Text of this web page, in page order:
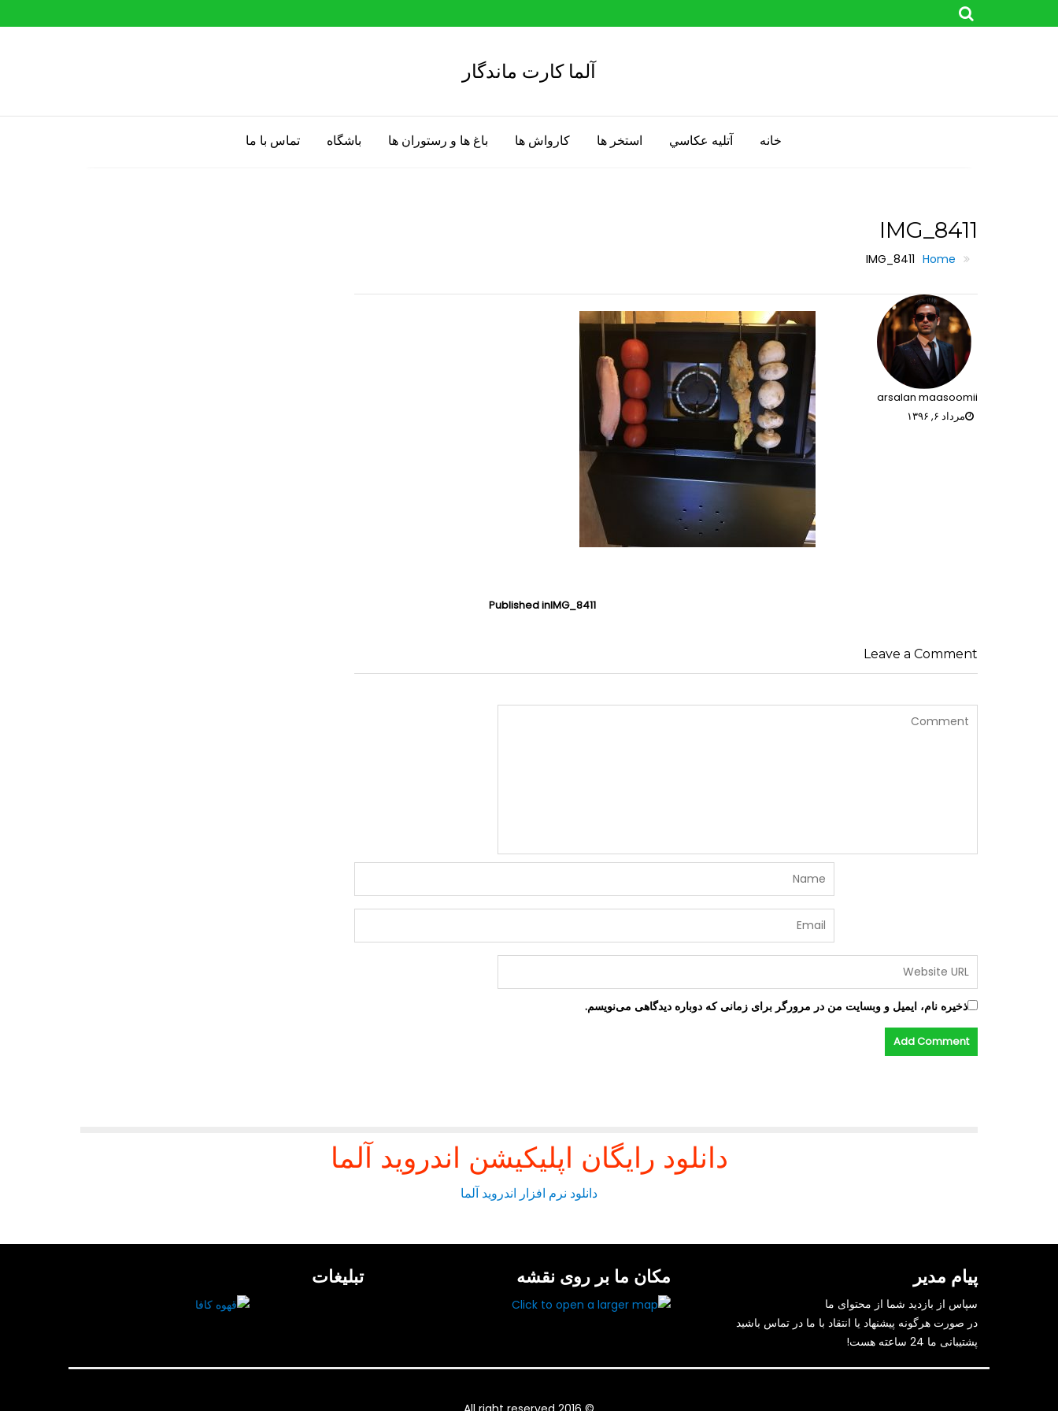
to
آلما کارت ماندگار
خانه آتليه عكاسي استخر ها كارواش ها باغ ها و رستوران ها باشگاه تماس با ما
IMG_8411
Home
IMG_8411
arsalan maasoomii
مرداد ۶, ۱۳۹۶
Published inIMG_8411
Leave a Comment
ذخیره نام، ایمیل و وبسایت من در مرورگر برای زمانی که دوباره دیدگاهی می‌نویسم.
دانلود رایگان اپلیکیشن اندروید آلما
دانلود نرم افزار اندروید آلما
تبلیغات مکان ما بر روی نقشه پیام مدیر
سپاس از بازدید شما از محتوای ما
در صورت هرگونه پیشنهاد یا انتقاد با ما در تماس باشید
پشتیبانی ما 24 ساعته هست!